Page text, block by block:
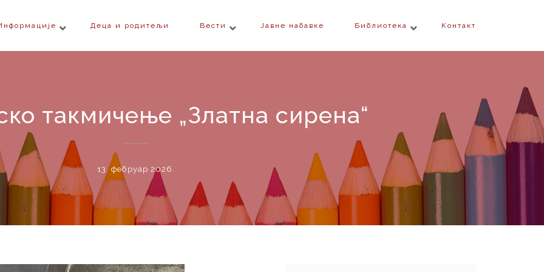
Деца и родитељи Вести Јавне набавке Библиотека Контакт
такмичење „Златна сирена“
13. фебруар 2026.